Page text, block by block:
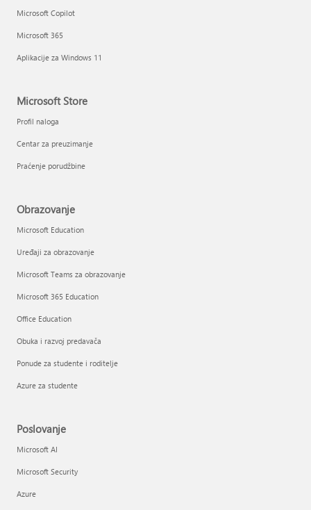
Microsoft Copilot
Microsoft 365
Aplikacije za Windows 11
Microsoft Store
Profil naloga
Centar za preuzimanje
Praćenje porudžbine
Obrazovanje
Microsoft Education
Uređaji za obrazovanje
Microsoft Teams za obrazovanje
Microsoft 365 Education
Office Education
Obuka i razvoj predavača
Ponude za studente i roditelje
Azure za studente
Poslovanje
Microsoft AI
Microsoft Security
Azure